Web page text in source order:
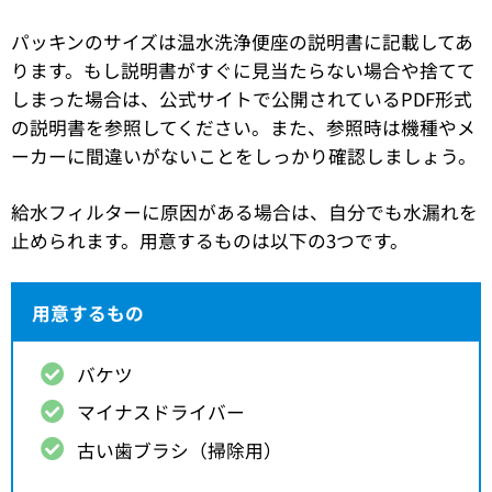
パッキンのサイズは温水洗浄便座の説明書に記載してあ
ります。もし説明書がすぐに見当たらない場合や捨てて
しまった場合は、公式サイトで公開されているPDF形式
の説明書を参照してください。また、参照時は機種やメ
ーカーに間違いがないことをしっかり確認しましょう。
給水フィルターに原因がある場合は、自分でも水漏れを
止められます。用意するものは以下の3つです。
用意するもの
バケツ
マイナスドライバー
古い歯ブラシ（掃除用）